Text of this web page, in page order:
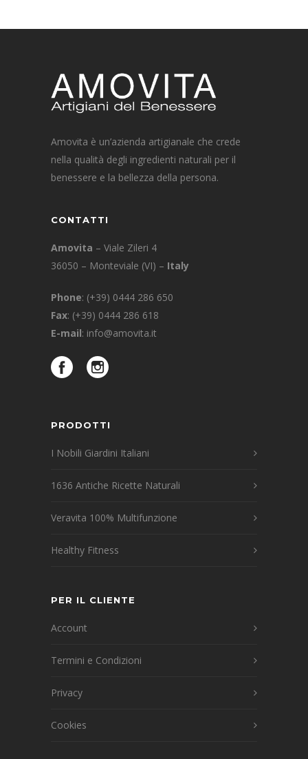
Amovita è un’azienda artigianale che crede
nella qualità degli ingredienti naturali per il
benessere e la bellezza della persona.
CONTATTI
Amovita – Viale Zileri 4
36050 – Monteviale (VI) – Italy
Phone: (+39) 0444 286 650
Fax: (+39) 0444 286 618
E-mail: info@amovita.it
PRODOTTI
I Nobili Giardini Italiani
1636 Antiche Ricette Naturali
Veravita 100% Multifunzione
Healthy Fitness
PER IL CLIENTE
Account
Termini e Condizioni
Privacy
Cookies